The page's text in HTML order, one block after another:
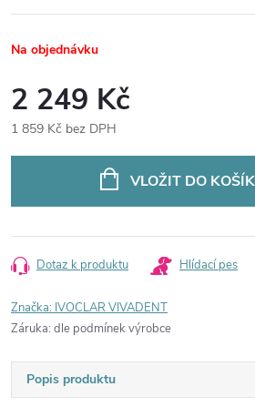
Na objednávku
2 249 Kč
1 859 Kč bez DPH
VLOŽIT DO
Dotaz k produktu Hlídací pes
Značka: IVOCLAR VIVADENT
Záruka: dle podmínek výrobce
Popis produktu